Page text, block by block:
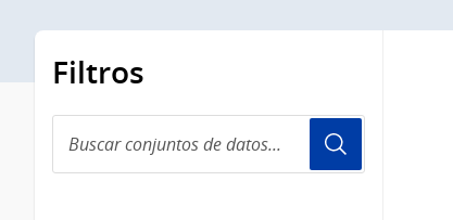
Filtros
conjuntos
de